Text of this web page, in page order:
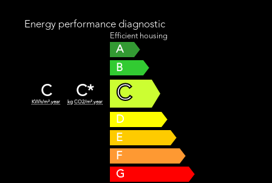
Energy performance diagnostic
C
KWh/m².year C*
kg CO2/m².year
Efficient housing
A
B
C
D
E
F
G